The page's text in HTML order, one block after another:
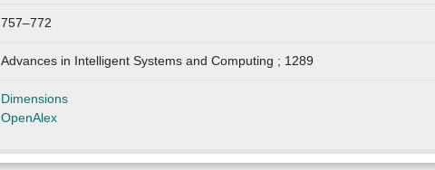
757–772
Advances in Intelligent Systems and Computing ; 1289
Dimensions
OpenAlex